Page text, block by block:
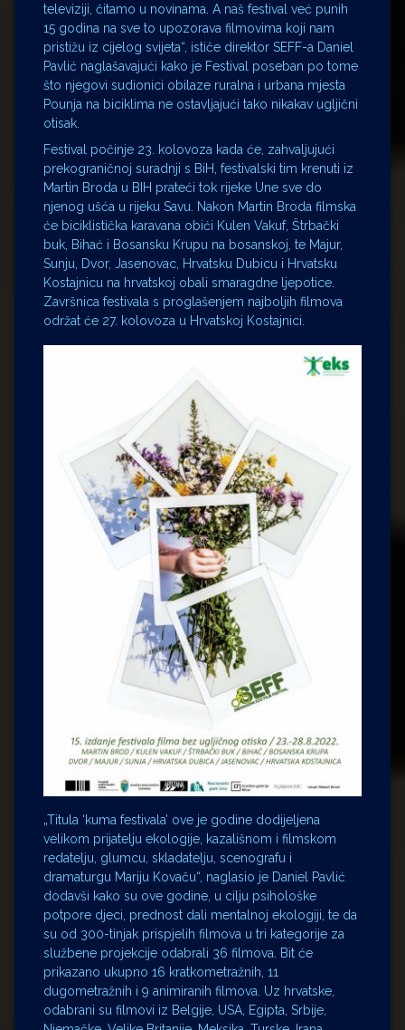
televiziji, čitamo u novinama. A naš festival već punih
15 godina na sve to upozorava filmovima koji nam
pristižu iz cijelog svijeta“, ističe direktor SEFF-a Daniel
Pavlić naglašavajući kako je Festival poseban po tome
što njegovi sudionici obilaze ruralna i urbana mjesta
Pounja na biciklima ne ostavljajući tako nikakav ugljični
otisak.
Festival počinje 23. kolovoza kada će, zahvaljujući
prekograničnoj suradnji s BiH, festivalski tim krenuti iz
Martin Broda u BIH prateći tok rijeke Une sve do
njenog ušća u rijeku Savu. Nakon Martin Broda filmska
će biciklistička karavana obići Kulen Vakuf, Štrbački
buk, Bihać i Bosansku Krupu na bosanskoj, te Majur,
Sunju, Dvor, Jasenovac, Hrvatsku Dubicu i Hrvatsku
Kostajnicu na hrvatskoj obali smaragdne ljepotice.
Završnica festivala s proglašenjem najboljih filmova
održat će 27. kolovoza u Hrvatskoj Kostajnici.
„Titula ‘kuma festivala’ ove je godine dodijeljena
velikom prijatelju ekologije, kazališnom i filmskom
redatelju, glumcu, skladatelju, scenografu i
dramaturgu Mariju Kovaču“, naglasio je Daniel Pavlić
dodavši kako su ove godine, u cilju psihološke
potpore djeci, prednost dali mentalnoj ekologiji, te da
su od 300-tinjak prispjelih filmova u tri kategorije za
službene projekcije odabrali 36 filmova. Bit će
prikazano ukupno 16 kratkometražnih, 11
dugometražnih i 9 animiranih filmova. Uz hrvatske,
odabrani su filmovi iz Belgije, USA, Egipta, Srbije,